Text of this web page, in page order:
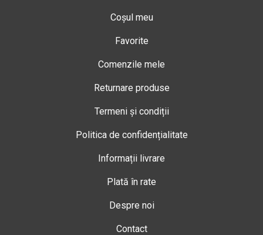
Coșul meu
Favorite
Comenzile mele
Returnare produse
Termeni și condiții
Politica de confidențialitate
Informații livrare
Plată în rate
Despre noi
Contact